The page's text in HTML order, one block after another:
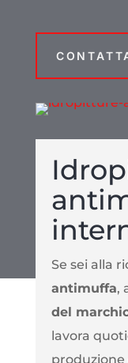
Se sei alla
antimuffa,
del
lavora
produzione